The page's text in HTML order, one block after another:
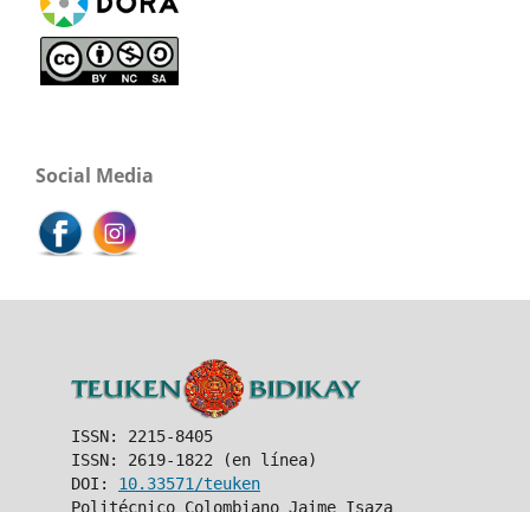
Social Media
ISSN: 2215-8405
ISSN: 2619-1822 (en línea)
DOI: 10.33571/teuken
Politécnico Colombiano Jaime Isaza